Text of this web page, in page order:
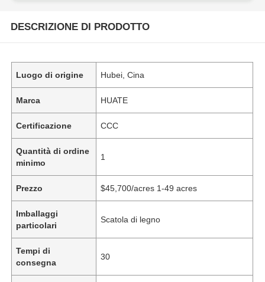
DESCRIZIONE DI PRODOTTO
Luogo di origine Hubei, Cina
Marca HUATE
Certificazione CCC
Quantità di ordine
minimo
1
Prezzo $45,700/acres 1-49 acres
Imballaggi
particolari
Scatola di legno
Tempi di
consegna
30